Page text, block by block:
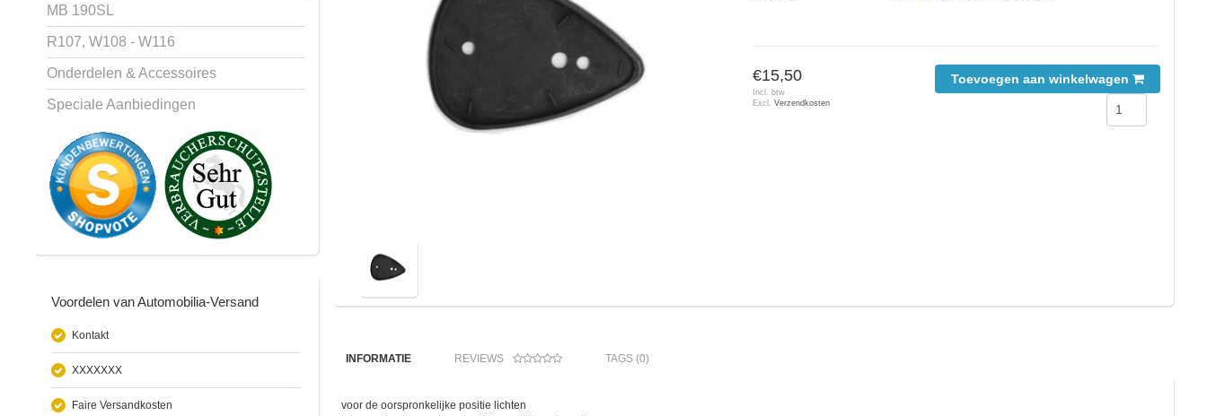
MB 190SL
R107, W108 - W116
Onderdelen & Accessoires
Speciale Aanbiedingen
Voordelen van Automobilia-Versand
Kontakt
XXXXXXX
Faire Versandkosten
€15,50
Incl. btw
Excl.Verzendkosten
Toevoegen aan winkelwagen
INFORMATIE REVIEWS TAGS (0)
voor de oorspronkelijke positie lichten